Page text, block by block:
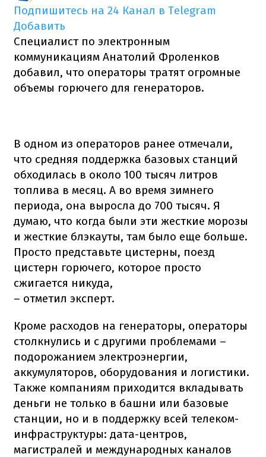
Подпишитесь на 24 Канал в Telegram
Добавить
Специалист по электронным
коммуникациям Анатолий Фроленков
добавил, что операторы тратят огромные
объемы горючего для генераторов.
В одном из операторов ранее отмечали,
что средняя поддержка базовых станций
обходилась в около 100 тысяч литров
топлива в месяц. А во время зимнего
периода, она выросла до 700 тысяч. Я
думаю, что когда были эти жесткие морозы
и жесткие блэкауты, там было еще больше.
Просто представьте цистерны, поезд
цистерн горючего, которое просто
сжигается никуда,
– отметил эксперт.
Кроме расходов на генераторы, операторы
столкнулись и с другими проблемами –
подорожанием электроэнергии,
аккумуляторов, оборудования и логистики.
Также компаниям приходится вкладывать
деньги не только в башни или базовые
станции, но и в поддержку всей телеком-
инфраструктуры: дата-центров,
магистралей и международных каналов